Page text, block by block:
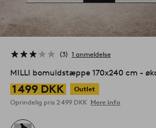
3 1 anmeldelse
MILLI bomuldstæppe 170x240 cm -
1 499 DKK
Outlet
Oprindelig pris 2 499 DKK Mere info